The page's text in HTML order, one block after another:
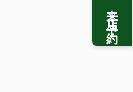
来店予約